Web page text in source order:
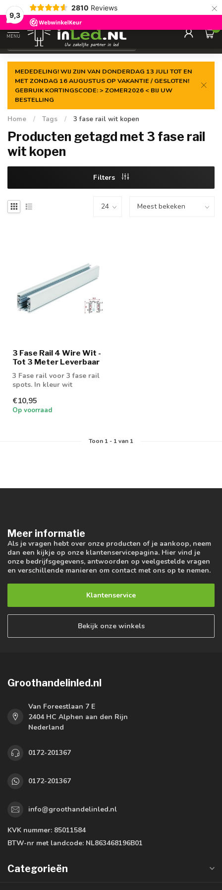
9,3
2810 Reviews ×
Gegarandeerde delaagste prijs
MENU
0
MEDEDELING! WIJ ZIJN VAN DONDERDAG 13 JULI TOT EN
MET ZONDAG 16 AUGUSTUS OP VAKANTIE / GESLOTEN!
GEBRUIK KORTINGSCODE: > ZOMER2026 < BIJ UW
BESTELLING
Home / Tags / 3 fase rail wit kopen
Producten getagd met 3 fase rail
wit kopen
Filters
3 Fase Rail 4 Wire Wit -
Tot 3 Meter Leverbaar
3 Fase rail voor 3 fase rail
spots. In kleur wit
€10,95
Op voorraad
Toon 1- 1van 1
Meer informatie
Als je vragen hebt over onze producten of je aankoop, neem
dan een kijkje op onze klantenservicepagina. Hier vind je
onze bedrijfsgegevens, antwoorden op veelgestelde vragen
en verschillende manieren om contact met ons op te nemen.
Klantenservice
Bekijk onze winkels
Groothandelinled.nl
Van Foreestlaan 7 E
2404 HC Alphen aan den Rijn
Nederland
0172-201367
0172-201367
info@groothandelinled.nl
KVK nummer: 85011584
BTW-nr met landcode: NL863468196B01
Categorieën